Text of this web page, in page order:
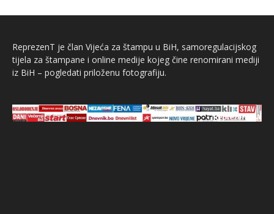
ReprezenT je član Vijeća za štampu u BiH, samoregulacijskog
tijela za štampane i online medije kojeg čine renomirani mediji
iz BiH – pogledati priloženu fotografiju.